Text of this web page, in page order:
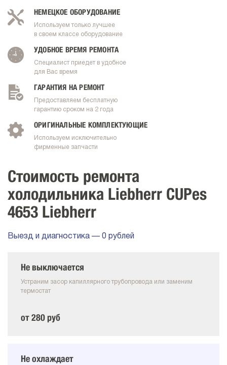
НЕМЕЦКОЕ ОБОРУДОВАНИЕ
Используем только лучшее
в своем классе оборудование
УДОБНОЕ ВРЕМЯ РЕМОНТА
Специалист приедет в удобное
для Вас время
ГАРАНТИЯ НА РЕМОНТ
Предоставляем бесплатную
гарантию сроком на 2 года
ОРИГИНАЛЬНЫЕ КОМПЛЕКТУЮЩИЕ
Используем исключительно
фирменные запчасти
Стоимость ремонта
холодильника Liebherr CUPes
4653 Liebherr
Выезд и диагностика — 0 рублей
Не выключается
Устраним засор капиллярного трубопровода или заменим
термостат
от 280 руб
Не охлаждает